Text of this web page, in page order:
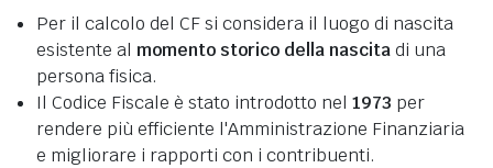
Per il calcolo del CF si considera il luogo di nascita
esistente al momento storico della nascitadi una
persona fisica.
Il Codice Fiscale è stato introdotto nel 1973 per
rendere più efficiente l'Amministrazione Finanziaria
e migliorare i rapporti con i contribuenti.